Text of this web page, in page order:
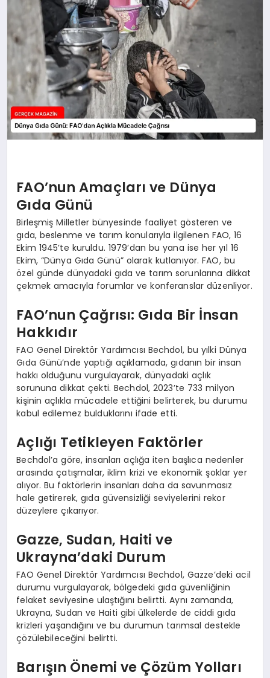
FAO’nun Amaçları ve Dünya
Gıda Günü
Birleşmiş Milletler bünyesinde faaliyet gösteren ve
gıda, beslenme ve tarım konularıyla ilgilenen FAO, 16
Ekim 1945’te kuruldu. 1979’dan bu yana ise her yıl 16
Ekim, “Dünya Gıda Günü” olarak kutlanıyor. FAO, bu
özel günde dünyadaki gıda ve tarım sorunlarına dikkat
çekmek amacıyla forumlar ve konferanslar düzenliyor.
FAO’nun Çağrısı: Gıda Bir İnsan
Hakkıdır
FAO Genel Direktör Yardımcısı Bechdol, bu yılki Dünya
Gıda Günü’nde yaptığı açıklamada, gıdanın bir insan
hakkı olduğunu vurgulayarak, dünyadaki açlık
sorununa dikkat çekti. Bechdol, 2023’te 733 milyon
kişinin açlıkla mücadele ettiğini belirterek, bu durumu
kabul edilemez bulduklarını ifade etti.
Açlığı Tetikleyen Faktörler
Bechdol’a göre, insanları açlığa iten başlıca nedenler
arasında çatışmalar, iklim krizi ve ekonomik şoklar yer
alıyor. Bu faktörlerin insanları daha da savunmasız
hale getirerek, gıda güvensizliği seviyelerini rekor
düzeylere çıkarıyor.
Gazze, Sudan, Haiti ve
Ukrayna’daki Durum
FAO Genel Direktör Yardımcısı Bechdol, Gazze’deki acil
durumu vurgulayarak, bölgedeki gıda güvenliğinin
felaket seviyesine ulaştığını belirtti. Aynı zamanda,
Ukrayna, Sudan ve Haiti gibi ülkelerde de ciddi gıda
krizleri yaşandığını ve bu durumun tarımsal destekle
çözülebileceğini belirtti.
Barışın Önemi ve Çözüm Yolları